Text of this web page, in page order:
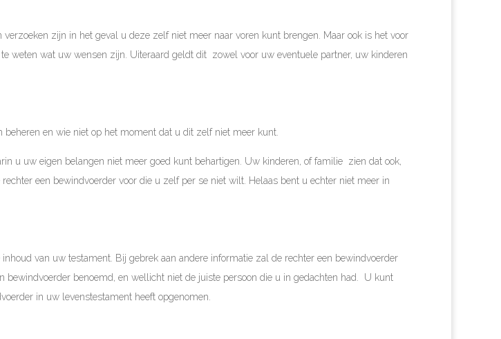
zijn in het geval u deze zelf niet meer naar voren kunt brengen. Maar ook is het voor
weten wat uw wensen zijn. Uiteraard geldt dit zowel voor uw eventuele partner, uw kinderen
en wie niet op het moment dat u dit zelf niet meer kunt.
u uw eigen belangen niet meer goed kunt behartigen. Uw kinderen, of familie zien dat ook,
een bewindvoerder voor die u zelf per se niet wilt. Helaas bent u echter niet meer in
van uw testament. Bij gebrek aan andere informatie zal de rechter een bewindvoerder
bewindvoerder benoemd, en wellicht niet de juiste persoon die u in gedachten had. U kunt
in uw levenstestament heeft opgenomen.